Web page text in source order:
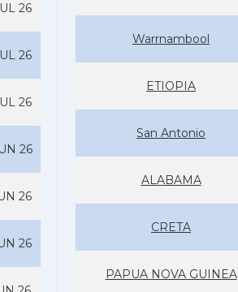
26
26
26
26
26
26
Warrnambool
ETIOPIA
San Antonio
ALABAMA
CRETA
PAPUA NOVA GUINEA